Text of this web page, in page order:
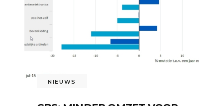
NIEUWS